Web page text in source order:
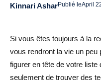
2. Protection des
3. Comment les avis et
effectuer des achats
4. Simplifier
Kinnari AsharPublié leApril
Si vous êtes toujours à la
vous rendront la vie un
figurer en tête de votre
seulement de trouver des